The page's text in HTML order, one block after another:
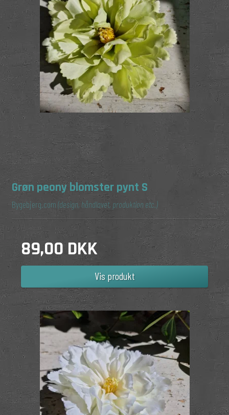
Grøn peony blomster pynt S
Bygebjerg.com(design, håndlavet, produktion etc.)
89,00 DKK
Vis produkt